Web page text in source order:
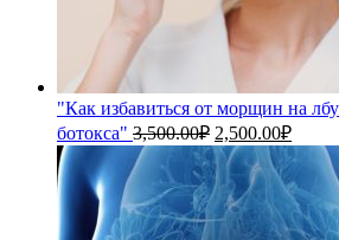
"Как избавиться от морщин на
ботокса" 3,500.00₽ Первоначальная
цена
составляла
3,500.00₽.
2,500.00₽
цена: